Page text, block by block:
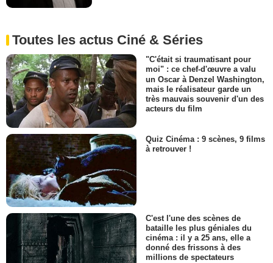
Toutes les actus Ciné & Séries
"C'était si traumatisant pour
moi" : ce chef-d'œuvre a valu
un Oscar à Denzel Washington,
mais le réalisateur garde un
très mauvais souvenir d'un des
acteurs du film
Quiz Cinéma : 9 scènes, 9 films
à retrouver !
C'est l'une des scènes de
bataille les plus géniales du
cinéma : il y a 25 ans, elle a
donné des frissons à des
millions de spectateurs